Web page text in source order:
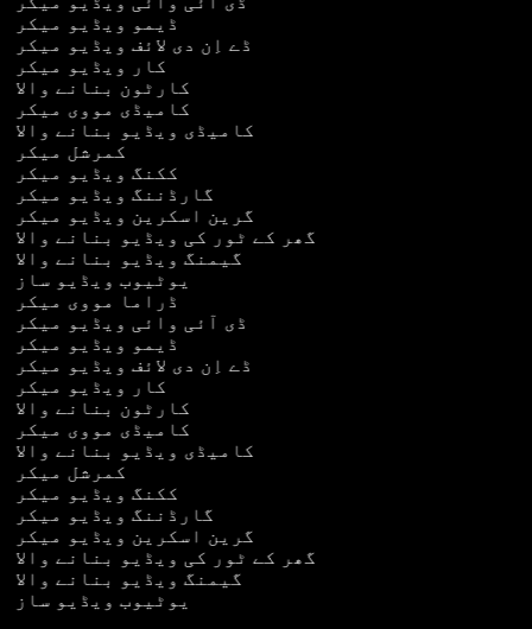
ڈیمو ویڈیو میکر
ڈے اِن دی لائف ویڈیو میکر
کار ویڈیو میکر
کارٹون بنانے والا
کامیڈی مووی میکر
کامیڈی ویڈیو بنانے والا
کمرشل میکر
ککنگ ویڈیو میکر
گارڈننگ ویڈیو میکر
گرین اسکرین ویڈیو میکر
گھر کے ٹور کی ویڈیو بنانے والا
گیمنگ ویڈیو بنانے والا
یوٹیوب ویڈیو ساز
ڈراما مووی میکر
ڈی آئی وائی ویڈیو میکر
ڈیمو ویڈیو میکر
ڈے اِن دی لائف ویڈیو میکر
کار ویڈیو میکر
کارٹون بنانے والا
کامیڈی مووی میکر
کامیڈی ویڈیو بنانے والا
کمرشل میکر
ککنگ ویڈیو میکر
گارڈننگ ویڈیو میکر
گرین اسکرین ویڈیو میکر
گھر کے ٹور کی ویڈیو بنانے والا
گیمنگ ویڈیو بنانے والا
یوٹیوب ویڈیو ساز